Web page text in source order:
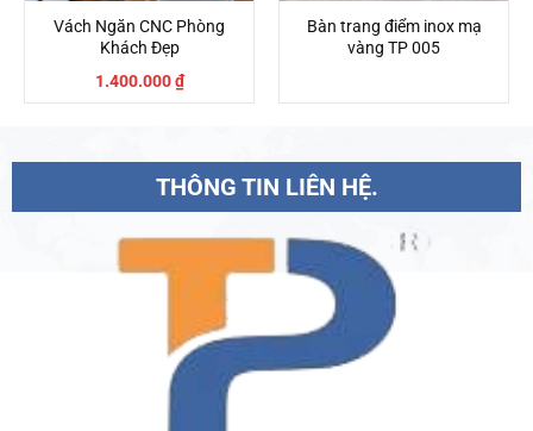
Vách Ngăn CNC Phòng
Khách Đẹp
1.400.000₫
Bàn trang điểm inox mạ
vàng TP 005
THÔNG TIN LIÊN HỆ.